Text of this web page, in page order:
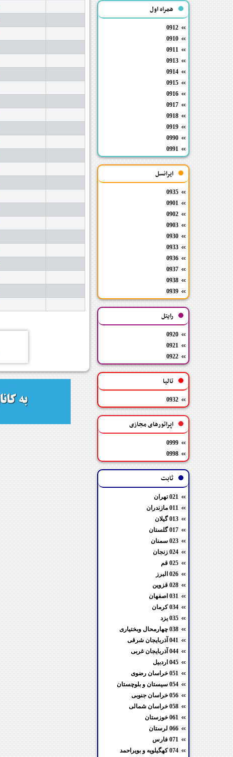
همراه اول
0912
0910
0911
0913
0914
0915
0916
0917
0918
0919
0990
0991
ایرانسل
0935
0901
0902
0903
0930
0933
0936
0937
0938
0939
رایتل
0920
0921
0922
تالیا
0932
اپراتورهای مجازی
0999
0998
ثابت
021 تهران
011 مازندران
013 گیلان
017 گلستان
023 سمنان
024 زنجان
025 قم
026 البرز
028 قزوین
031 اصفهان
034 کرمان
035 یزد
038 چهارمحال وبختیاری
041 آذربایجان شرقی
044 آذربایجان غربی
045 اردبیل
051 خراسان رضوی
054 سیستان و بلوچستان
056 خراسان جنوبی
058 خراسان شمالی
061 خوزستان
066 لرستان
071 فارس
074 کهگیلویه و بویراحمد